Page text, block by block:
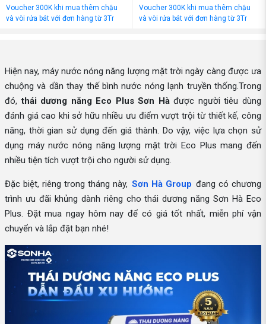
Voucher 300K khi mua thêm chậu
và vòi rửa bát với đơn hàng từ 3Tr
Voucher 300K khi mua thêm chậu
và vòi rửa bát với đơn hàng từ 3Tr
Hiện nay, máy nước nóng năng lượng mặt trời ngày càng được ưa
chuộng và dần thay thế bình nước nóng lạnh truyền thống.Trong
đó,thái dương năng Eco Plus Sơn Hàđược người tiêu dùng
đánh giá cao khi sở hữu nhiều ưu điểm vượt trội từ thiết kế, công
năng, thời gian sử dụng đến giá thành. Do vậy, việc lựa chọn sử
dụng máy nước nóng năng lượng mặt trời Eco Plus mang đến
nhiều tiện tích vượt trội cho người sử dụng.
Đặc biệt, riêng trong tháng này, Sơn Hà Group đang có chương
trình ưu đãi khủng dành riêng cho thái dương năng Sơn Hà Eco
Plus. Đặt mua ngay hôm nay để có giá tốt nhất, miễn phí vận
chuyển và lắp đặt bạn nhé!